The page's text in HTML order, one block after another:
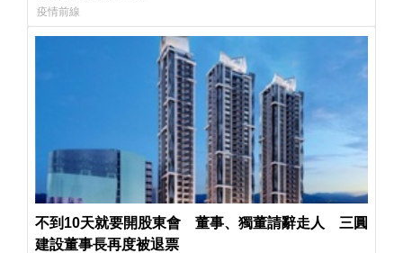
疫情前線
不到10天就要開股東會 董事、獨董請辭走人 三圓
建設董事長再度被退票